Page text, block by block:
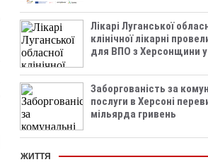
Лікарі Луганської
клінічної лікарні
для ВПО з Херсонщини у
Заборгованість за
послуги в Херсоні
мільярда гривень
ЖИТТЯ